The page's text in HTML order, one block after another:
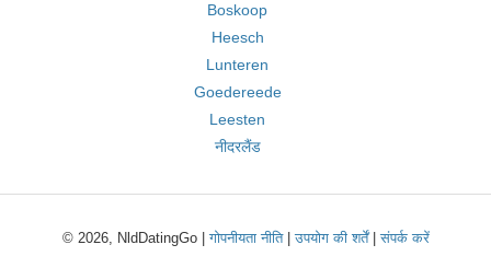
Boskoop
Heesch
Lunteren
Goedereede
Leesten
नीदरलैंड
© 2026, NldDatingGo |गोपनीयता नीति|उपयोग की शर्तें|संपर्क करें